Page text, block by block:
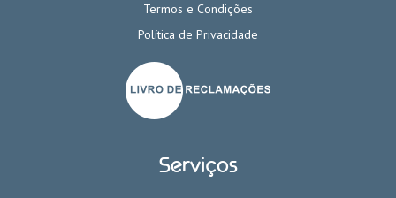
Termos e Condições
Política de Privacidade
Serviços